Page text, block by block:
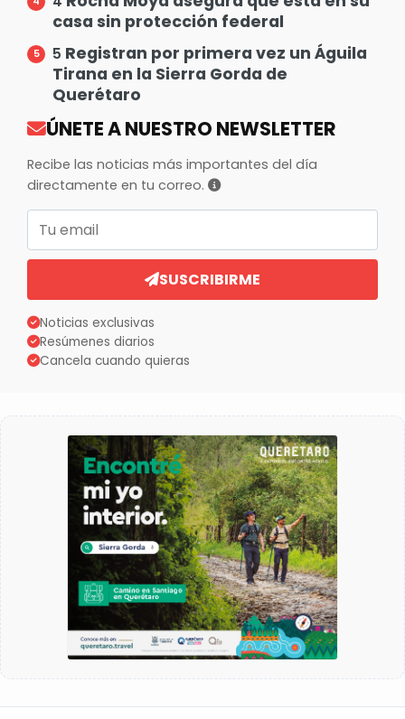
casa sin protección federal
5 Registran por primera vez un Águila
Tirana en la Sierra Gorda de
Querétaro
ÚNETE A NUESTRO NEWSLETTER
Recibe las noticias más importantes del día
directamente en tu correo.
Correo electrónico
SUSCRIBIRME
Noticias exclusivas
Resúmenes diarios
Cancela cuando quieras